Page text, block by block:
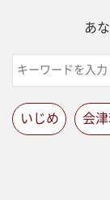
あ
いじめ 会